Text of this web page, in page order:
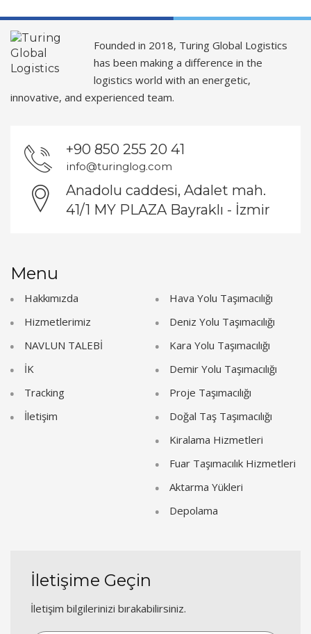
Founded in 2018, Turing Global Logistics
has been making a difference in the
logistics world with an energetic,
innovative, and experienced team.
+90 850 255 20 41
info@turinglog.com
Anadolu caddesi, Adalet mah.
41/1 MY PLAZA Bayraklı - İzmir
Menu
Hakkımızda
Hizmetlerimiz
NAVLUN TALEBİ
İK
Tracking
İletişim
Hava Yolu Taşımacılığı
Deniz Yolu Taşımacılığı
Kara Yolu Taşımacılığı
Demir Yolu Taşımacılığı
Proje Taşımacılığı
Doğal Taş Taşımacılığı
Kiralama Hizmetleri
Fuar Taşımacılık Hizmetleri
Aktarma Yükleri
Depolama
İletişime Geçin
İletişim bilgilerinizi bırakabilirsiniz.